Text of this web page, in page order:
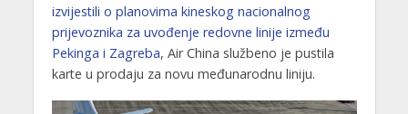
izvijestili o planovima kineskog nacionalnog
prijevoznika za uvođenje redovne linije između
Pekinga i Zagreba, Air China službeno je pustila
karte u prodaju za novu međunarodnu liniju.